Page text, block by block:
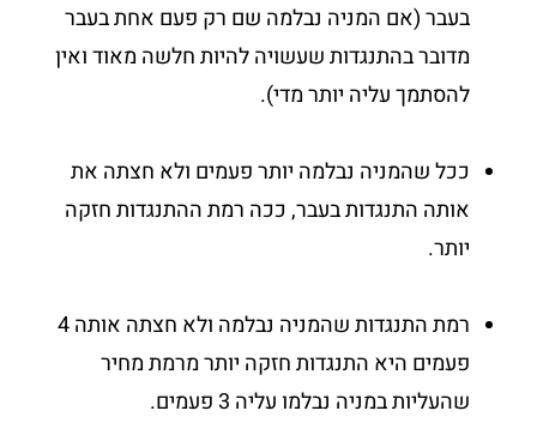
בעבר (אם המניה נבלמה שם רק פעם אחת בעבר
מדובר בהתנגדות שעשויה להיות חלשה מאוד ואין
להסתמך עליה יותר מדי).
ככל שהמניה נבלמה יותר פעמים ולא חצתה את
אותה התנגדות בעבר, ככה רמת ההתנגדות חזקה
יותר.
רמת התנגדות שהמניה נבלמה ולא חצתה אותה 4
פעמים היא התנגדות חזקה יותר מרמת מחיר
שהעליות במניה נבלמו עליה 3 פעמים.